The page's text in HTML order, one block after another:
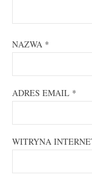
NAZWA *
ADRES EMAIL *
WITRYNA